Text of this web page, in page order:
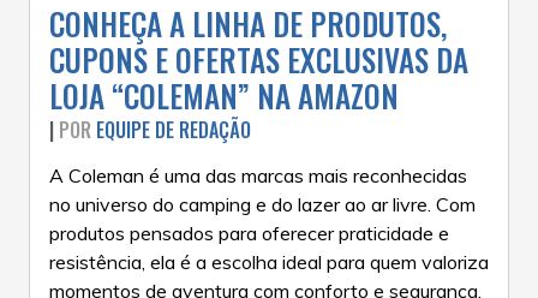
CONHEÇA A LINHA DE PRODUTOS,
CUPONS E OFERTAS EXCLUSIVAS DA
LOJA “COLEMAN” NA AMAZON
| POR EQUIPE DE REDAÇÃO
A Coleman é uma das marcas mais reconhecidas
no universo do camping e do lazer ao ar livre. Com
produtos pensados para oferecer praticidade e
resistência, ela é a escolha ideal para quem valoriza
momentos de aventura com conforto e segurança.